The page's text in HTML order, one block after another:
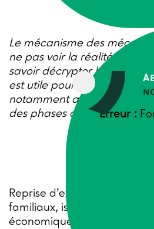
Erreur :
Le mécanisme des
ne pas voir la réalité telle
savoir décrypter les
est utile pour accompagner
notamment avec les
des phases de transition.
Reprise d’exploitation
familiaux, isolement, choix
économiques difficiles… Ces